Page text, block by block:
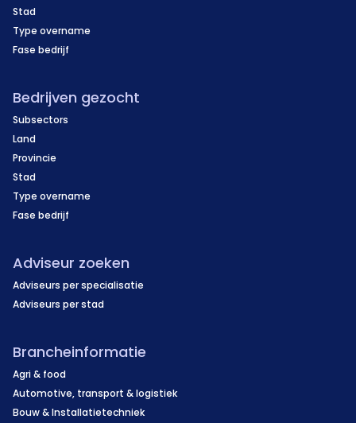
Stad
Type overname
Fase bedrijf
Bedrijven gezocht
Subsectors
Land
Provincie
Stad
Type overname
Fase bedrijf
Adviseur zoeken
Adviseurs per specialisatie
Adviseurs per stad
Brancheinformatie
Agri & food
Automotive, transport & logistiek
Bouw & Installatietechniek